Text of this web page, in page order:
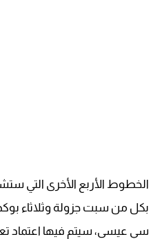
الخطوط الأربع الأخرى التي
بكل من سبت جزولة وثلاثاء